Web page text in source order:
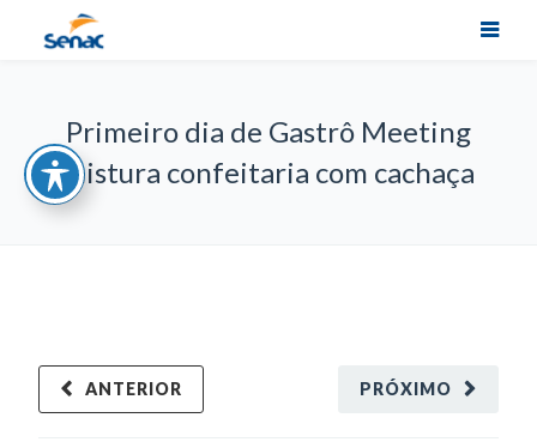
Primeiro dia de Gastrô Meeting
mistura confeitaria com cachaça
PRÓXIMO
ANTERIOR